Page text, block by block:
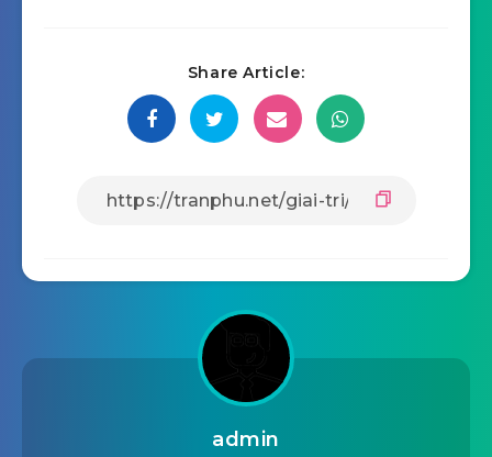
Share Article:
admin